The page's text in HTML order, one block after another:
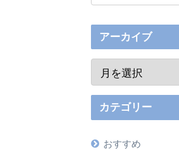
アーカイブ
カテゴリー
おすすめ